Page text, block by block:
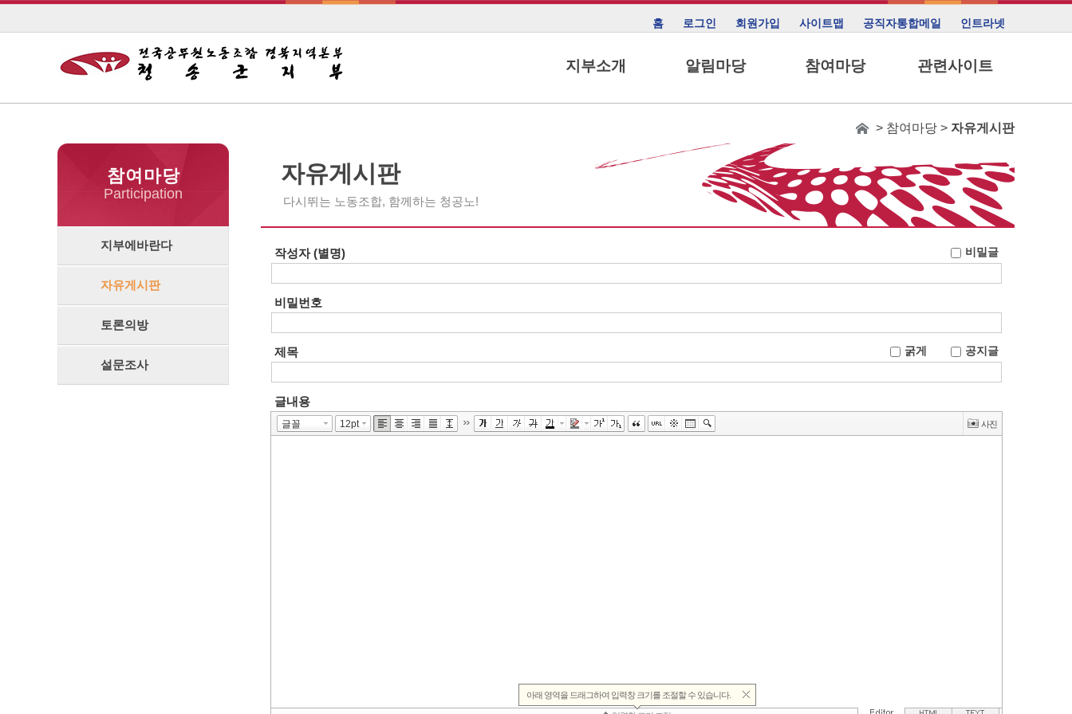
홈 로그인 회원가입 사이트맵 공직자통합메일 인트라넷
지부소개 알림마당 참여마당 관련사이트
> 참여마당 > 자유게시판
참여마당
Participation
지부에바란다
자유게시판
토론의방
설문조사
자유게시판
다시뛰는 노동조합, 함께하는 청공노!
작성자 (별명) 비밀글
비밀번호
제목 굵게 공지글
글내용